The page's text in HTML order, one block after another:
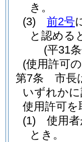
き。
(3)
前2号
と認める
(平31
(使用許可
第7条
市長
いずれか
使用許可
(1)
使用
とき。